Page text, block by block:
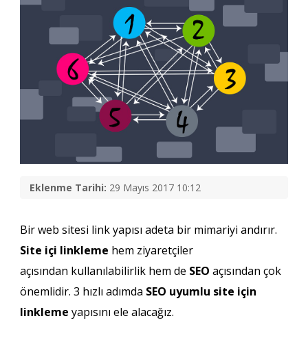
Eklenme Tarihi: 29 Mayıs 2017 10:12
Bir web sitesi link yapısı adeta bir mimariyi andırır.
Site içi linkleme hem ziyaretçiler
açısından kullanılabilirlik hem de SEO açısından çok
önemlidir. 3 hızlı adımda SEO uyumlu site için
linkleme yapısını ele alacağız.